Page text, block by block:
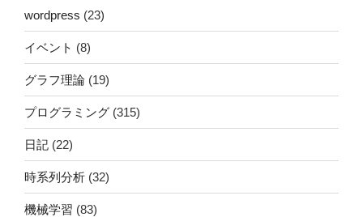
wordpress (23)
イベント (8)
グラフ理論 (19)
プログラミング (315)
日記 (22)
時系列分析 (32)
機械学習 (83)